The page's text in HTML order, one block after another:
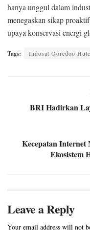
hanya unggul dalam
menegaskan sikap
upaya konservasi energi
Tags: Indosat Ooredoo
BRI Hadirkan
Kecepatan Internet
Ekosistem
Leave a Reply
Your email address will not